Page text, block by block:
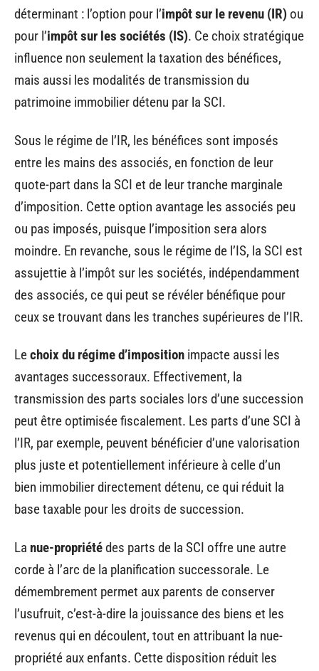
déterminant : l’option pour l’impôt sur le revenu (IR) ou
pour l’impôt sur les sociétés (IS). Ce choix stratégique
influence non seulement la taxation des bénéfices,
mais aussi les modalités de transmission du
patrimoine immobilier détenu par la SCI.
Sous le régime de l’IR, les bénéfices sont imposés
entre les mains des associés, en fonction de leur
quote-part dans la SCI et de leur tranche marginale
d’imposition. Cette option avantage les associés peu
ou pas imposés, puisque l’imposition sera alors
moindre. En revanche, sous le régime de l’IS, la SCI est
assujettie à l’impôt sur les sociétés, indépendamment
des associés, ce qui peut se révéler bénéfique pour
ceux se trouvant dans les tranches supérieures de l’IR.
Lechoix du régime d’imposition impacte aussi les
avantages successoraux. Effectivement, la
transmission des parts sociales lors d’une succession
peut être optimisée fiscalement. Les parts d’une SCI à
l’IR, par exemple, peuvent bénéficier d’une valorisation
plus juste et potentiellement inférieure à celle d’un
bien immobilier directement détenu, ce qui réduit la
base taxable pour les droits de succession.
La nue-propriétédes parts de la SCI offre une autre
corde à l’arc de la planification successorale. Le
démembrement permet aux parents de conserver
l’usufruit, c’est-à-dire la jouissance des biens et les
revenus qui en découlent, tout en attribuant la nue-
propriété aux enfants. Cette disposition réduit les